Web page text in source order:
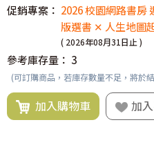
促銷專案： 2026 校園網路書房
版選書 ✕ 人生地圖
( 2026年08月31日止 )
參考庫存量： 3
(可訂購商品，若庫存數量不足，將於
加入購物車 加